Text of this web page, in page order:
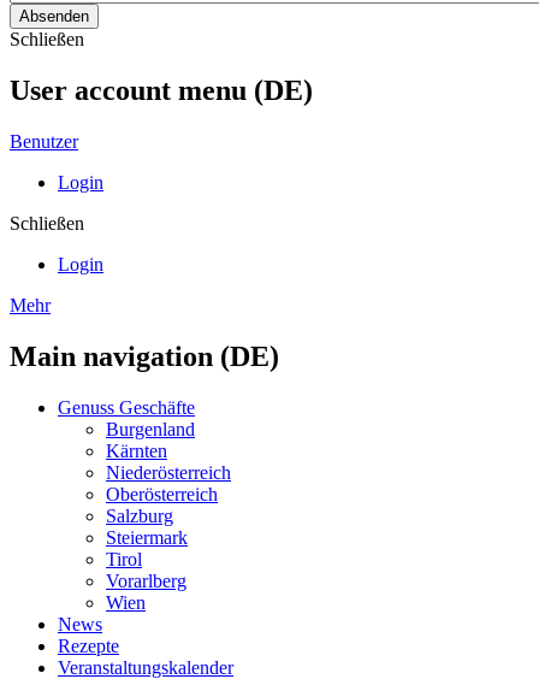
Absenden
Schließen
User account menu (DE)
Benutzer
Login
Schließen
Login
Mehr
Main navigation (DE)
Genuss Geschäfte
Burgenland
Kärnten
Niederösterreich
Oberösterreich
Salzburg
Steiermark
Tirol
Vorarlberg
Wien
News
Rezepte
Veranstaltungskalender